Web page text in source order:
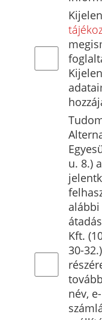
u. 8.)
Kft.
30-
név,